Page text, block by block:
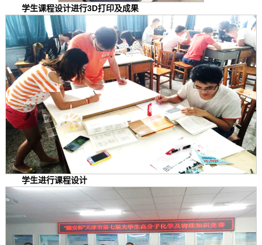
学生课程设计进行3D打印及成果
学生进行课程设计